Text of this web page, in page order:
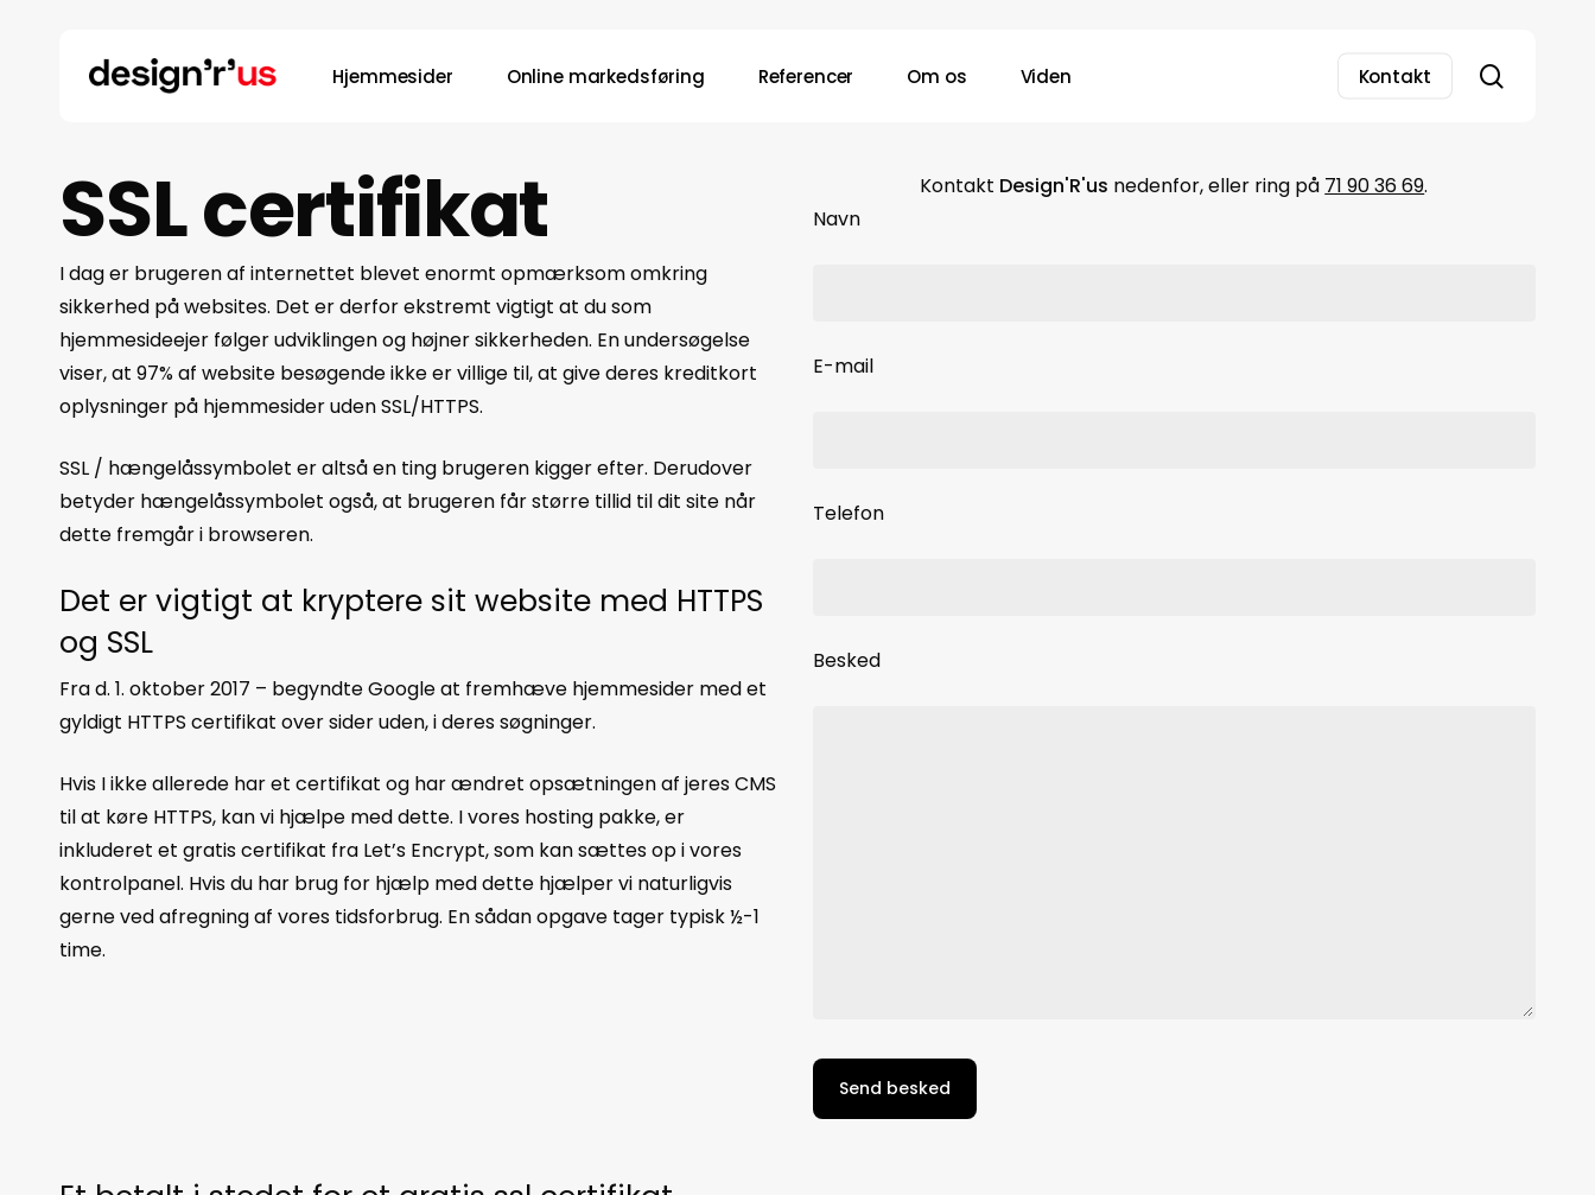
Hit enter to search or ESC to close
Hjemmesider Online markedsføring Referencer Om os Viden Kontakt
SSL certifikat
I dag er brugeren af internettet blevet enormt opmærksom omkring
sikkerhed på websites. Det er derfor ekstremt vigtigt at du som
hjemmesideejer følger udviklingen og højner sikkerheden. En undersøgelse
viser, at 97% af website besøgende ikke er villige til, at give deres kreditkort
oplysninger på hjemmesider uden SSL/HTTPS.
SSL / hængelåssymbolet er altså en ting brugeren kigger efter. Derudover
betyder hængelåssymbolet også, at brugeren får større tillid til dit site når
dette fremgår i browseren.
Det er vigtigt at kryptere sit website med HTTPS
og SSL
Fra d. 1. oktober 2017 – begyndte Google at fremhæve hjemmesider med et
gyldigt HTTPS certifikat over sider uden, i deres søgninger.
Hvis I ikke allerede har et certifikat og har ændret opsætningen af jeres CMS
til at køre HTTPS, kan vi hjælpe med dette. I vores hosting pakke, er
inkluderet et gratis certifikat fra Let’s Encrypt, som kan sættes op i vores
kontrolpanel. Hvis du har brug for hjælp med dette hjælper vi naturligvis
gerne ved afregning af vores tidsforbrug. En sådan opgave tager typisk ½-1
time.
Kontakt Design'R'us nedenfor, eller ring på 71 90 36 69.
Navn
E-mail
Telefon
Besked